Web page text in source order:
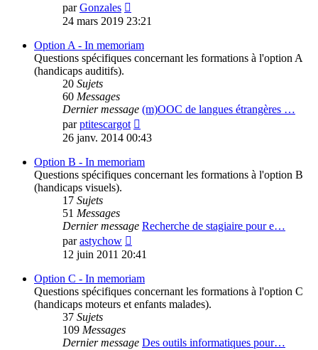
parGonzales
le
message
24 mars 2019 23:21
Option A - In memoriam
Questions spécifiques concernant les formations à l'option A
(handicaps auditifs).
20 Sujets
60 Messages
Dernier message (m)OOC de langues étrangères …
parptitescargot
le
message
26 janv. 2014 00:43
Option B - In memoriam
Questions spécifiques concernant les formations à l'option B
(handicaps visuels).
17 Sujets
51 Messages
Dernier message Recherche de stagiaire pour e…
parastychow
le
message
12 juin 2011 20:41
Option C - In memoriam
Questions spécifiques concernant les formations à l'option C
(handicaps moteurs et enfants malades).
37 Sujets
109 Messages
Dernier message Des outils informatiques pour…